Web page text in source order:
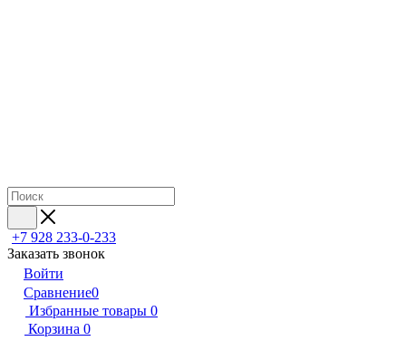
+7 928 233-0-233
Заказать звонок
Войти
Сравнение0
Избранные товары 0
Корзина 0